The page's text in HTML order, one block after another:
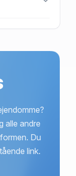
alle andre
Du
link.